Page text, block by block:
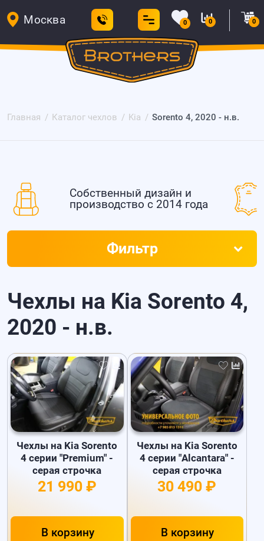
Москва 0 0 0
Главная Каталог чехлов Kia Sorento 4, 2020 - н.в.
Собственный дизайн и
производство с 2014 года
Чехлы на Kia Sorento 4,
2020 - н.в.
Чехлы на Kia Sorento
4 серии "Premium" -
серая строчка
21 990 ₽
В корзину
Чехлы на Kia Sorento
4 серии "Alcantara" -
серая строчка
30 490 ₽
В корзину
Фильтр